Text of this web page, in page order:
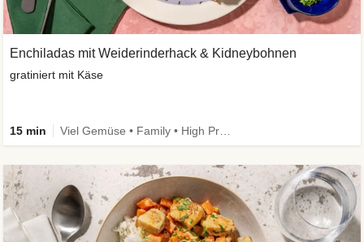
Enchiladas mit Weiderinderhack & Kidneybohnen
gratiniert mit Käse
15 min